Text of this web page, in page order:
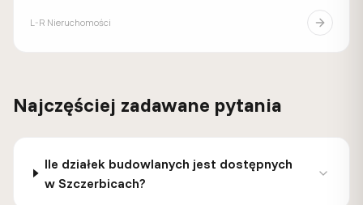
L-R Nieruchomości
Najczęściej zadawane pytania
Ile działek budowlanych jest dostępnych
w Szczerbicach?